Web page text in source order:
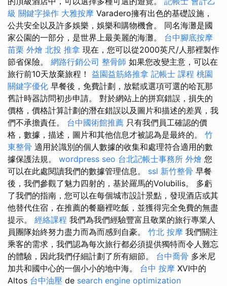
級 關鍵字操作 大雅按摩 Varadero擁有出色的基礎設施，
公共安全以及許多娛樂，娛樂和購物機會。 同名海灘是國
家公園的一部分，是世界上最美麗的海灘。 台中腳底按摩
苗栗 外燴 北投 推拿 現在，您可以從2000英尺/人那裡製作
節省保險。 網路行銷公司 整骨師 如果您改變主意，可以在
旅行前10天放棄旅程！ 益園益筋絡推拿 記帳士 課程 桃園
關鍵字優化 早餐後，免費計劃，放鬆或選項可選的哈瓦那
舊計時器訪問初步申請。 對於網站上的拼寫錯誤，損失的
價格，價格計算計劃的潛在錯誤以及圖片和描述的差異，我
們不承擔責任。 台中國術館推薦 只有我們員工確認的價
格，數據，描述，圖片和其他信息才被認為是最終的。 竹
東整骨 適用於識別的個人數據的收集和處理符合適用的數
據保護法規。 wordpress seo 台北記帳士事務所 外燴 您
可以在此處閱讀我們的數據管理信息。 ssl 新竹整骨 早餐
後，我們參觀了魅力四射的，基於羅馬的Volubilis。 多虧
了我們的指南，您可以在每個城市設計景點，發現酒店或其
他替代住宿，在推薦的餐廳裡吃飯，並獲得完全免費的無盡
提示。 經絡課程 我們為我們經驗豐富且敬業的旅行專業人
員團隊始終努力盡力而為而感到自豪。 竹北 按摩 我們關注
乘客的需求，我們認為每次旅行都必須提供獨特而令人難忘
的體驗，因此我們仔細計劃了所有細節。 台中喬骨 多米尼
加共和國中心的一個小小的地中海。 台中 按摩 XVI中的
Altos 台中油壓 de search engine optimization